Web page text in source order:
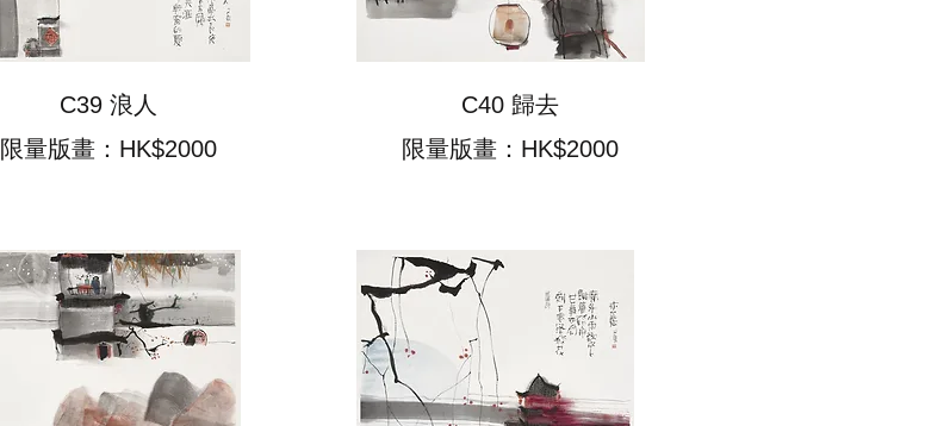
C39 浪人
限量版畫：HK$2000
C40 歸去
限量版畫：HK$2000